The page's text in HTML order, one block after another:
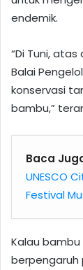
endemik.
“Di Tuni,
Balai
konservasi
bambu,”
Baca
UNESCO
Festival
Kalau bambu
berpengaruh